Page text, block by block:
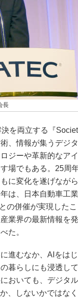
長
を両立する『
、情報が集うデジ
ジーや革新的なア
場でもある。25周
に変化を遂げなが
は、日本自動車工
の併催が実現した
業界の最新情報を
た。
進むなか、AIをは
暮らしにも浸透し
おいても、デジタ
、しないかではな